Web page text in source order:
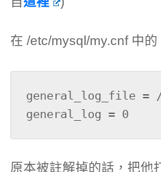
在 /etc/mysql/my.cnf 中
general_log_file =
general_log = 0
原本被註解掉的話，把他